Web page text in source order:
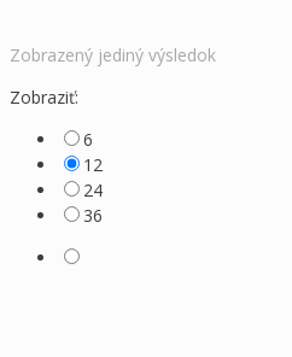
Zobrazený jediný výsledok
Zobraziť:
6
12
24
36